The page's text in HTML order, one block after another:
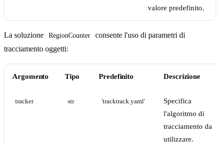
valore predefinito.
La soluzione RegionCounter
consente l'uso di parametri di
tracciamento oggetti:
Argomento Tipo Predefinito Descrizione
tracker str 'tracktrack.yaml'
Specifica
l'algoritmo di
tracciamento da
utilizzare.